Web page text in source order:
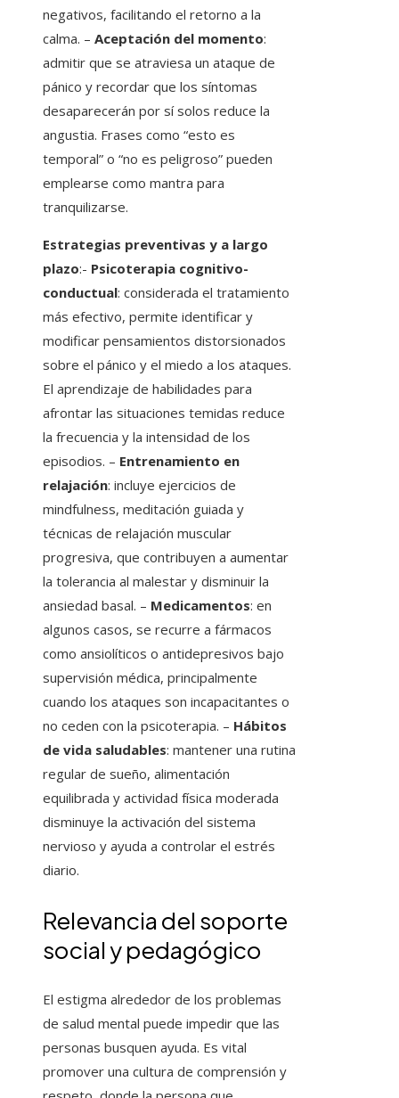
negativos, facilitando el retorno a la
calma. – Aceptación del momento:
admitir que se atraviesa un ataque de
pánico y recordar que los síntomas
desaparecerán por sí solos reduce la
angustia. Frases como “esto es
temporal” o “no es peligroso” pueden
emplearse como mantra para
tranquilizarse.
Estrategias preventivas y a largo
plazo:- Psicoterapia cognitivo-
conductual: considerada el tratamiento
más efectivo, permite identificar y
modificar pensamientos distorsionados
sobre el pánico y el miedo a los ataques.
El aprendizaje de habilidades para
afrontar las situaciones temidas reduce
la frecuencia y la intensidad de los
episodios. – Entrenamiento en
relajación: incluye ejercicios de
mindfulness, meditación guiada y
técnicas de relajación muscular
progresiva, que contribuyen a aumentar
la tolerancia al malestar y disminuir la
ansiedad basal. – Medicamentos: en
algunos casos, se recurre a fármacos
como ansiolíticos o antidepresivos bajo
supervisión médica, principalmente
cuando los ataques son incapacitantes o
no ceden con la psicoterapia. – Hábitos
de vida saludables: mantener una rutina
regular de sueño, alimentación
equilibrada y actividad física moderada
disminuye la activación del sistema
nervioso y ayuda a controlar el estrés
diario.
Relevancia del soporte
social y pedagógico
El estigma alrededor de los problemas
de salud mental puede impedir que las
personas busquen ayuda. Es vital
promover una cultura de comprensión y